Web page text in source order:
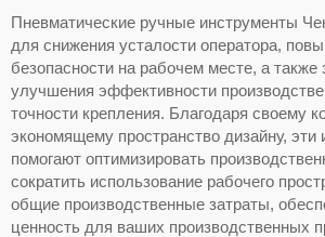
Пневматические ручные инструменты
для снижения усталости оператора,
безопасности на рабочем месте, а также
улучшения эффективности
точности крепления. Благодаря своему
экономящему пространство дизайну, эти
помогают оптимизировать
сократить использование рабочего
общие производственные затраты,
ценность для ваших производственных